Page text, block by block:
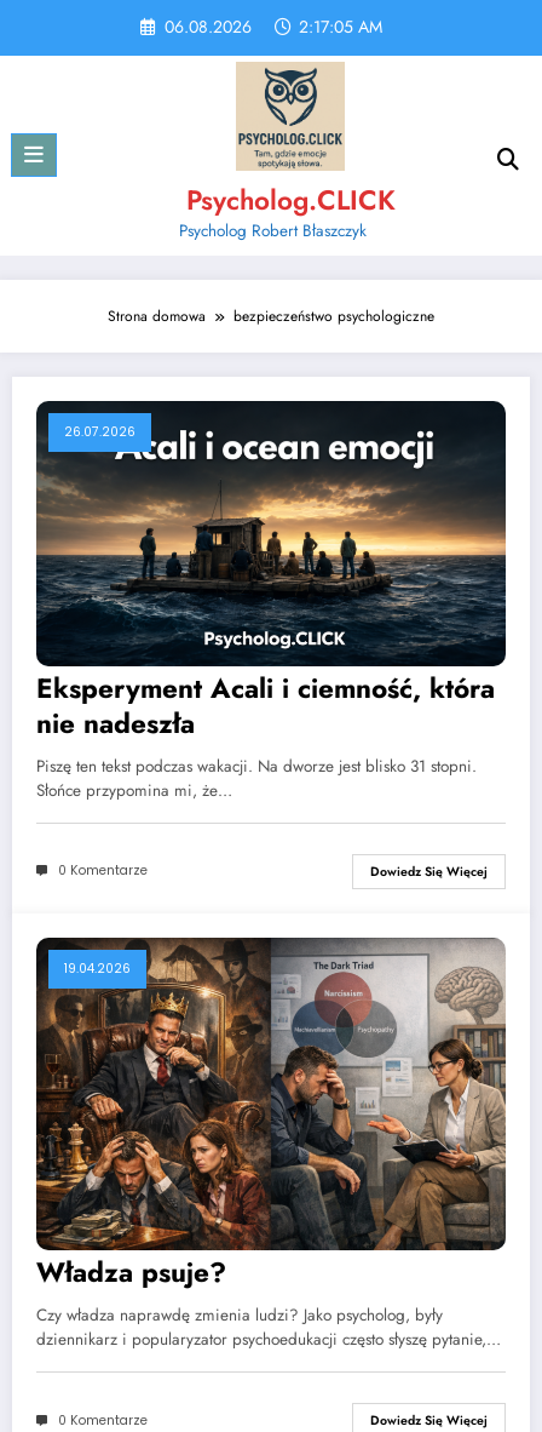
content
06.08.2026 2:17:06 AM
Psycholog.CLICK
Psycholog Robert Błaszczyk
Strona domowa bezpieczeństwo psychologiczne
26.07.2026
Eksperyment Acali i ciemność, która
nie nadeszła
Piszę ten tekst podczas wakacji. Na dworze jest blisko 31 stopni.
Słońce przypomina mi, że…
0 Komentarze Dowiedz Się Więcej
19.04.2026
Władza psuje?
Czy władza naprawdę zmienia ludzi? Jako psycholog, były
dziennikarz i popularyzator psychoedukacji często słyszę pytanie,…
0 Komentarze Dowiedz Się Więcej